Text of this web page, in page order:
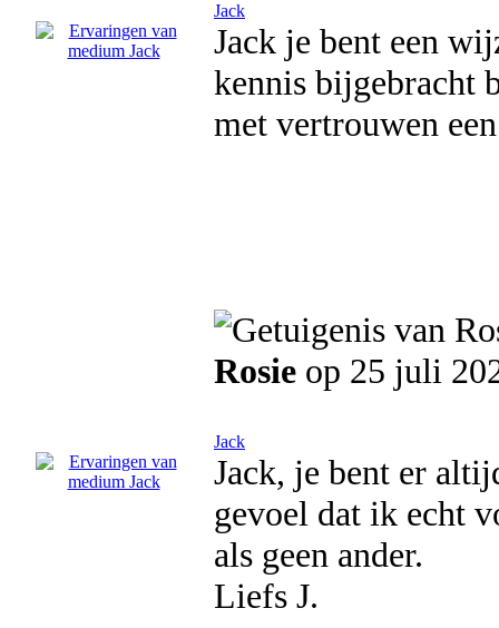
Jack
Jack je bent een
kennis bijgebracht
met vertrouwen
Rosie op 25 juli
Jack
Jack, je bent er
gevoel dat ik echt
als geen ander.
Liefs J.